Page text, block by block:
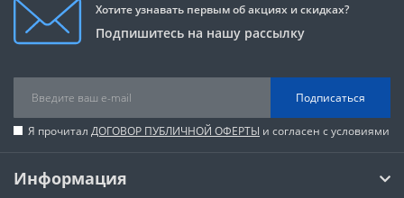
Хотите узнавать первым об акциях и скидках?
Подпишитесь на нашу рассылку
Подписаться
Я прочитал ДОГОВОР ПУБЛИЧНОЙ ОФЕРТЫ и согласен с условиями
Информация